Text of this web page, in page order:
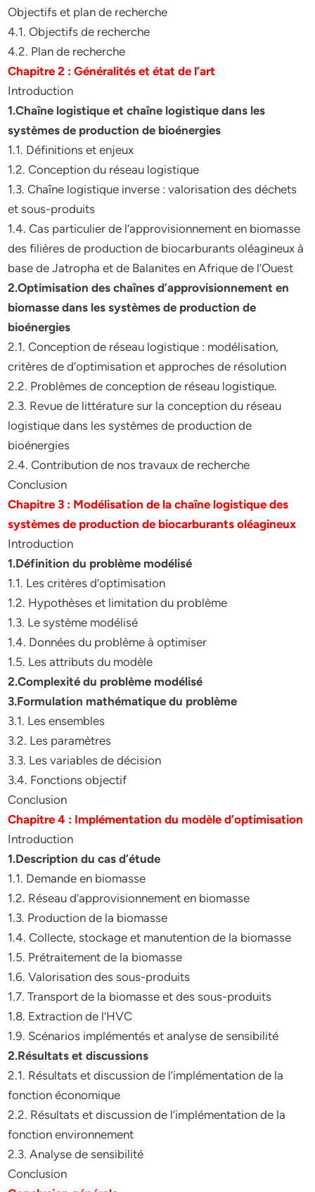
Objectifs et plan de recherche
4.1. Objectifs de recherche
4.2. Plan de recherche
Chapitre 2 : Généralités et état de l’art
Introduction
1.Chaîne logistique et chaîne logistique dans les
systèmes de production de bioénergies
1.1. Définitions et enjeux
1.2. Conception du réseau logistique
1.3. Chaîne logistique inverse : valorisation des déchets
et sous-produits
1.4. Cas particulier de l’approvisionnement en biomasse
des filières de production de biocarburants oléagineux à
base de Jatropha et de Balanites en Afrique de l’Ouest
2.Optimisation des chaînes d’approvisionnement en
biomasse dans les systèmes de production de
bioénergies
2.1. Conception de réseau logistique : modélisation,
critères de d’optimisation et approches de résolution
2.2. Problèmes de conception de réseau logistique.
2.3. Revue de littérature sur la conception du réseau
logistique dans les systèmes de production de
bioénergies
2.4. Contribution de nos travaux de recherche
Conclusion
Chapitre 3 : Modélisation de la chaîne logistique des
systèmes de production de biocarburants oléagineux
Introduction
1.Définition du problème modélisé
1.1. Les critères d’optimisation
1.2. Hypothèses et limitation du problème
1.3. Le système modélisé
1.4. Données du problème à optimiser
1.5. Les attributs du modèle
2.Complexité du problème modélisé
3.Formulation mathématique du problème
3.1. Les ensembles
3.2. Les paramètres
3.3. Les variables de décision
3.4. Fonctions objectif
Conclusion
Chapitre 4 : Implémentation du modèle d’optimisation
Introduction
1.Description du cas d’étude
1.1. Demande en biomasse
1.2. Réseau d’approvisionnement en biomasse
1.3. Production de la biomasse
1.4. Collecte, stockage et manutention de la biomasse
1.5. Prétraitement de la biomasse
1.6. Valorisation des sous-produits
1.7. Transport de la biomasse et des sous-produits
1.8. Extraction de l’HVC
1.9. Scénarios implémentés et analyse de sensibilité
2.Résultats et discussions
2.1. Résultats et discussion de l’implémentation de la
fonction économique
2.2. Résultats et discussion de l’implémentation de la
fonction environnement
2.3. Analyse de sensibilité
Conclusion